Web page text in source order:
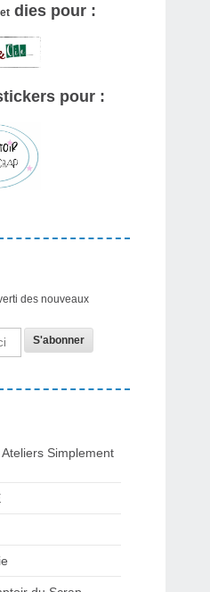
et dies pour :
pour :
des nouveaux
Simplement